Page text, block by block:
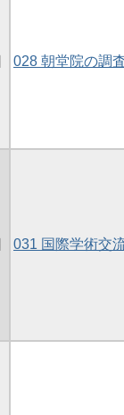
028 朝堂院の調
031 国際学術交